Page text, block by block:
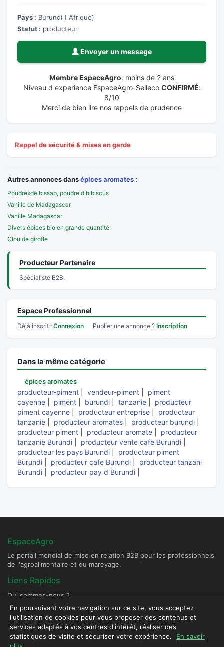
Pays : Burundi ( Afrique)
Statut : producteur
Envoyer un message
Membre EspaceAgro: moins de 2 ans
Niveau d experience EspaceAgro-Selleco CONFIRMÉ:
8/10
Merci de bien lire nos rappels de prudence
Rappel de sécurité & mises en garde
Autres annonces dansépices aromates :
Poudrexde bissap, poudre d hibiscus
Vanille de Madagascar
Vanille Madagascar
Divers épices bio en grande quantité
Clou de girofle
Producteur Partenaire
Spécialiste B2B.
Espace Professionnel
Déjà inscrit : Connexion Publier une annonce ? Inscription
Dans la même catégorie
épices aromates
producteur-piment vendeur-piment
piment
cayenne
piment burundi tanzanie
producteur
piment cayenne
producteur entreprise
producteur
tanzanie
producteur aromates producteur burundi
producteur piment
producteur aromate
producteur
tanzanie Burundi
producteur vente cafe Burundi
producteur les pays Burundi
producteur piment
Burundi
producteur cafe Burundi
producteur tanzani
Burundi
producteur pay d Burundi
EspaceAgro
Le portail mondial de mise en relation B2B pour les professionnels
de l'agroalimentaire et du mareyage.
Liens Rapides
Qui sommes-nous ?
Devenir Fournisseur Partenaire
Publier une annonce
Contact & Sécurité
En poursuivant votre navigation sur ce site, vous acceptez
l'utilisation de cookies pour vous proposer des contenus et
services adaptés à vos centres d'intérêt, réaliser des
statistiques de visite et sécuriser votre expérience.
En savoir